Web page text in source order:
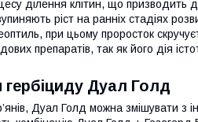
ділення клітин, що призводить
ріст на ранніх стадіях
при цьому проросток
препаратів, так як його дія
гербіциду Дуал Голд
Дуал Голд можна змішувати з